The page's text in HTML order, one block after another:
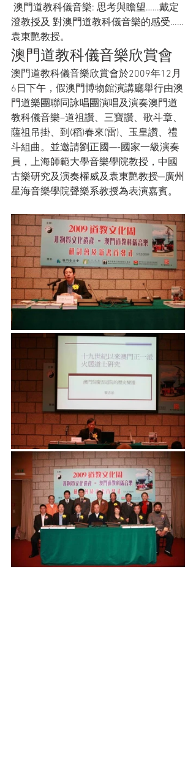
澄教授及 對澳門道教科儀音樂的感受……
袁東艷教授。
澳門道教科儀音樂欣賞會
澳門道教科儀音樂欣賞會於2009年12月
6日下午，假澳門博物館演講廳舉行由澳
門道樂團聯同詠唱團演唱及演奏澳門道
教科儀音樂–道祖讚、三寶讚、歌斗章、
薩祖吊掛、到(稻)春來(雷)、玉皇讚、禮
斗組曲。並邀請劉正國—-國家一級演奏
員，上海師範大學音樂學院教授，中國
古樂研究及演奏權威及袁東艷教授─廣州
星海音樂學院聲樂系教授為表演嘉賓。